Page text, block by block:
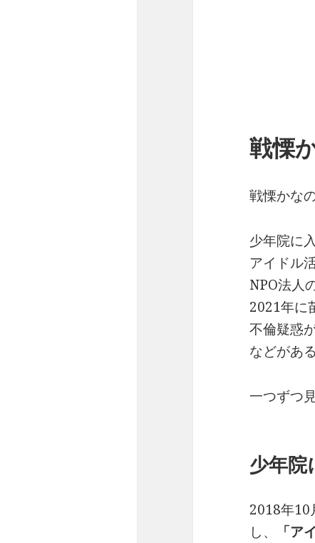
戦慄
戦慄かな
少年院に
アイドル
NPO法人
2021年に
不倫疑惑
などがあ
一つずつ
少年院
2018年10
し、
「ア